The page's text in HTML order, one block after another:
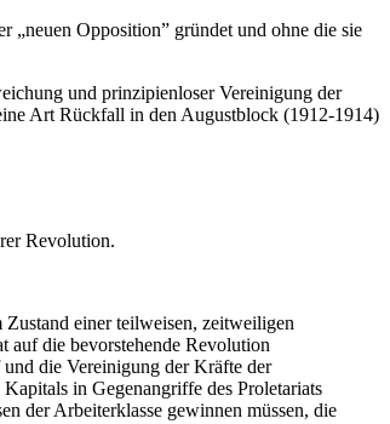
Opposition” gründet und ohne die sie
und prinzipienloser Vereinigung der
Art Rückfall in den Augustblock (1912-1914)
Revolution.
einer teilweisen, zeitweiligen
auf die bevorstehende Revolution
die Vereinigung der Kräfte der
in Gegenangriffe des Proletariats
der Arbeiterklasse gewinnen müssen, die